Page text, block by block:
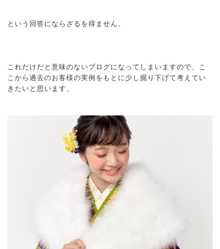
という回答にならざるを得ません。
これだけだと意味のないブログになってしまいますので、こ
こから過去のお客様の実例をもとに少し掘り下げて考えてい
きたいと思います。